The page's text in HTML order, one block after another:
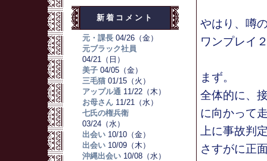
新着コメント
元・課長04/26（金）
元ブラック社員
04/21（日）
美子04/05（金）
三毛猫01/15（火）
アップル通11/22（木）
お母さん11/21（水）
七氏の権兵衛
03/24（水）
出会い10/10（金）
出会い10/09（木）
沖縄出会い10/08（水）
やはり、噂
ワンプレイ
まず。
全体的に、
に向かって
上に事故判
さすがに正